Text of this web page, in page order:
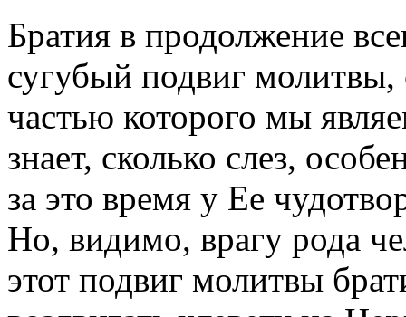
Братия в продолжение
сугубый подвиг
частью которого мы
знает, сколько слез,
за это время у Ее
Но, видимо, врагу рода
этот подвиг молитвы